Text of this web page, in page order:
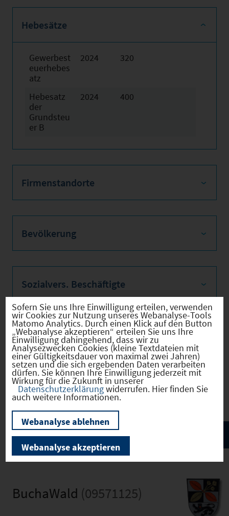
Hebesätze
Gewerbest
euerhebes
atz
2024 320
Hebesatz
der
Grundsteu
er B
2024 400
Firmenstandorte
Bevölkerung
Sozialvers. Beschäftigte
Verkehrsinfrastruktur
Kommunale Infrastruktur
BuchaWald (09571125)
Sofern Sie uns Ihre Einwilligung erteilen, verwenden
wir Cookies zur Nutzung unseres Webanalyse-Tools
Matomo Analytics. Durch einen Klick auf den Button
„Webanalyse akzeptieren“ erteilen Sie uns Ihre
Einwilligung dahingehend, dass wir zu
Analysezwecken Cookies (kleine Textdateien mit
einer Gültigkeitsdauer von maximal zwei Jahren)
setzen und die sich ergebenden Daten verarbeiten
dürfen. Sie können Ihre Einwilligung jederzeit mit
Wirkung für die Zukunft in unserer
Datenschutzerklärungwiderrufen. Hier finden Sie
auch weitere Informationen.
Webanalyse ablehnen
Webanalyse akzeptieren